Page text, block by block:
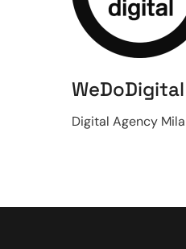
WeDoDigital
Digital Agency